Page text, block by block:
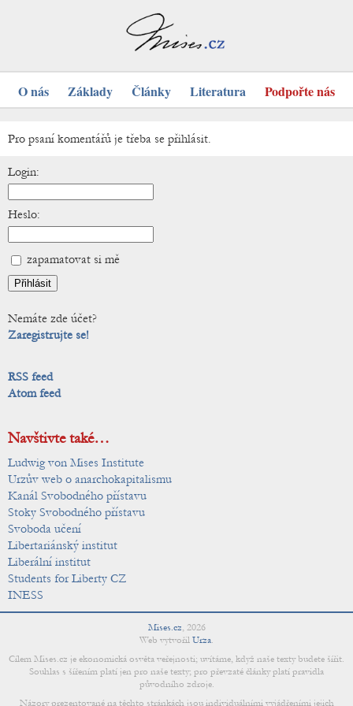
O nás Základy Články Literatura Podpořte nás
Pro psaní komentářů je třeba se přihlásit.
Login:
Heslo:
zapamatovat si mě
Nemáte zde účet?
Zaregistrujte se!
RSS feed
Atom feed
Navštivte také…
Ludwig von Mises Institute
Urzův web o anarchokapitalismu
Kanál Svobodného přístavu
Stoky Svobodného přístavu
Svoboda učení
Libertariánský institut
Liberální institut
Students for Liberty CZ
INESS
Mises.cz, 2026
Web vytvořil Urza.
Cílem Mises.cz je ekonomická osvěta veřejnosti; uvítáme, když naše texty budete šířit.
Souhlas s šířením platí jen pro naše texty; pro převzaté články platí pravidla
původního zdroje.
Názory prezentované na těchto stránkách jsou individuálními vyjádřeními jejich